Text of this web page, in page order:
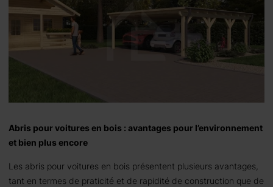
Abris pour voitures en bois : avantages pour l’environnement
et bien plus encore
Les abris pour voitures en bois présentent plusieurs avantages,
tant en termes de praticité et de rapidité de construction que de